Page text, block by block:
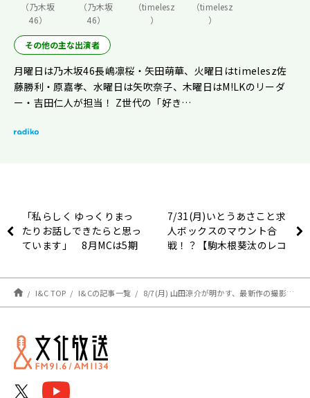
（乃木坂
46）
（乃木坂
46）
（timelesz
）
（timelesz
）
その他の主な出演者
月曜日は乃木坂46長嶋凛桜・矢田萌華、火曜日はtimelesz佐
藤勝利・原嘉孝、水曜日は矢吹奈子、木曜日はM!LKのリーダ
ー・吉田仁人が担当！ Z世代の「好き…
「私らしく ゆっくりまっ
たりお話しできたらと思っ
ています」 8月MCは5期
『乃木坂46の「の」』
7/31(月)いとうあさこと求
人ボックスのマウント合
戦！？【駒木根葵汰のレコ
I&C TOP I&Cの記事一覧 8/7(月) 山田涼介が明かす、最新作の撮影秘話とは？